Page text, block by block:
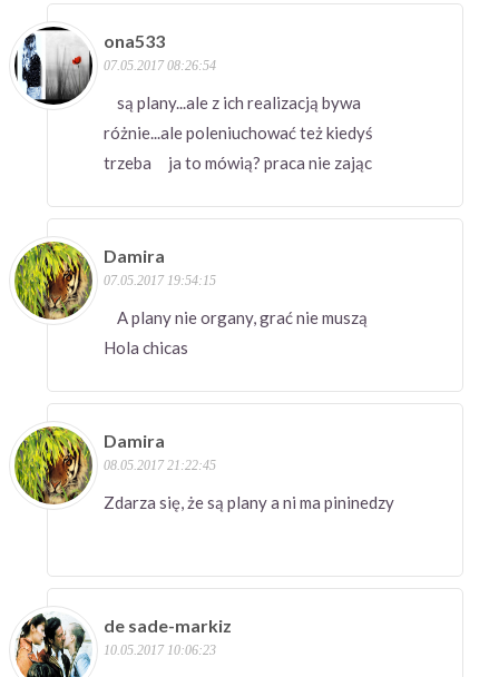
ona533
07.05.2017 08:26:54
są plany...ale z ich realizacją bywa
różnie...ale poleniuchować też kiedyś
trzeba ja to mówią? praca nie zając
Damira
07.05.2017 19:54:15
A plany nie organy, grać nie muszą
Hola chicas
Damira
08.05.2017 21:22:45
Zdarza się, że są plany a ni ma pininedzy
de sade-markiz
10.05.2017 10:06:23